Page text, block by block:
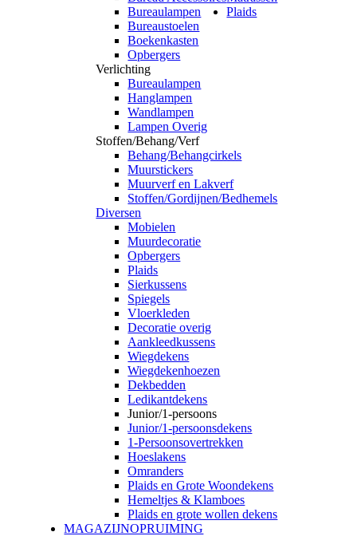
Bureaulampen
Bureaustoelen
Boekenkasten
Opbergers
Verlichting
Bureaulampen
Hanglampen
Wandlampen
Lampen Overig
Stoffen/Behang/Verf
Behang/Behangcirkels
Muurstickers
Muurverf en Lakverf
Stoffen/Gordijnen/Bedhemels
Diversen
Mobielen
Muurdecoratie
Opbergers
Plaids
Sierkussens
Spiegels
Vloerkleden
Decoratie overig
Aankleedkussens
Wiegdekens
Wiegdekenhoezen
Dekbedden
Ledikantdekens
Junior/1-persoons
Junior/1-persoonsdekens
1-Persoonsovertrekken
Hoeslakens
Omranders
Plaids en Grote Woondekens
Hemeltjes & Klamboes
Plaids
Plaids en grote wollen dekens
MAGAZIJNOPRUIMING